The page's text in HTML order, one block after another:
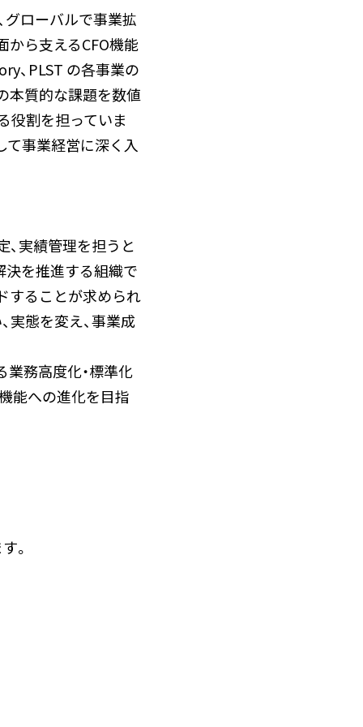
グローバルで事業拡
から支えるCFO機能
、PLST の各事業の
本質的な課題を数値
役割を担っていま
て事業経営に深く入
実績管理を担うと
決を推進する組織で
することが求められ
実態を変え、事業成
務高度化・標準化
能への進化を目指
。